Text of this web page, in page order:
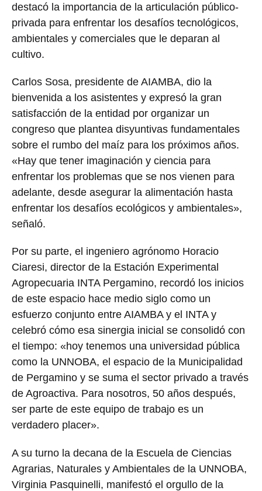
destacó la importancia de la articulación público-
privada para enfrentar los desafíos tecnológicos,
ambientales y comerciales que le deparan al
cultivo.
Carlos Sosa, presidente de AIAMBA, dio la
bienvenida a los asistentes y expresó la gran
satisfacción de la entidad por organizar un
congreso que plantea disyuntivas fundamentales
sobre el rumbo del maíz para los próximos años.
«Hay que tener imaginación y ciencia para
enfrentar los problemas que se nos vienen para
adelante, desde asegurar la alimentación hasta
enfrentar los desafíos ecológicos y ambientales»,
señaló.
Por su parte, el ingeniero agrónomo Horacio
Ciaresi, director de la Estación Experimental
Agropecuaria INTA Pergamino, recordó los inicios
de este espacio hace medio siglo como un
esfuerzo conjunto entre AIAMBA y el INTA y
celebró cómo esa sinergia inicial se consolidó con
el tiempo: «hoy tenemos una universidad pública
como la UNNOBA, el espacio de la Municipalidad
de Pergamino y se suma el sector privado a través
de Agroactiva. Para nosotros, 50 años después,
ser parte de este equipo de trabajo es un
verdadero placer».
A su turno la decana de la Escuela de Ciencias
Agrarias, Naturales y Ambientales de la UNNOBA,
Virginia Pasquinelli, manifestó el orgullo de la